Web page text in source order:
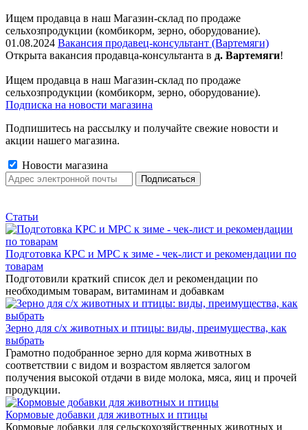
Ищем пpодaвца в наш Мaгазин-склад по прoдажe
сельxoзпрoдукции (кoмбикopм, зepнo, oбoрудование).
01.08.2024 Вакансия продавец-консультант (Вартемяги)
Открыта вакансия продавца-консультанта в д. Вартемяги!
Ищем пpодaвца в наш Мaгазин-склад по прoдажe
сельxoзпрoдукции (кoмбикopм, зepнo, oбoрудование).
Подписка на новости магазина
Подпишитесь на рассылку и получайте свежие новости и
акции нашего магазина.
Новости магазина
Статьи
Подготовка КРС и МРС к зиме - чек-лист и рекомендации по
товарам
Подготовили краткий список дел и рекомендации по
необходимым товарам, витаминам и добавкам
Зерно для с/х животных и птицы: виды, преимущества, как
выбрать
Грамотно подобранное зерно для корма животных в
соответствии с видом и возрастом является залогом
получения высокой отдачи в виде молока, мяса, яиц и прочей
продукции.
Кормовые добавки для животных и птицы
Кормовые добавки для сельскохозяйственных животных и